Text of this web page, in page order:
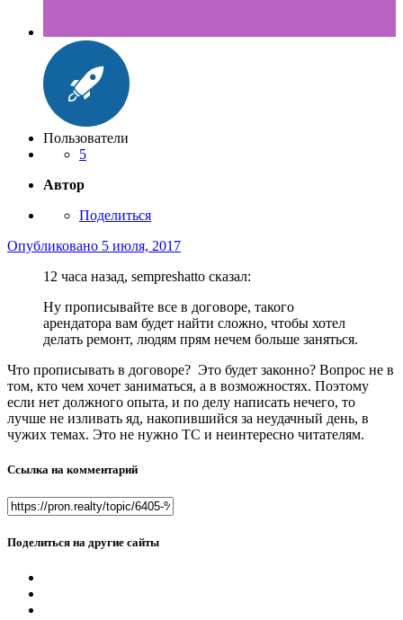
Пользователи
5
Автор
Поделиться
Опубликовано 5 июля, 2017
12 часа назад, sempreshatto сказал:
Ну прописывайте все в договоре, такого
арендатора вам будет найти сложно, чтобы хотел
делать ремонт, людям прям нечем больше заняться.
Что прописывать в договоре? Это будет законно? Вопрос не в
том, кто чем хочет заниматься, а в возможностях. Поэтому
если нет должного опыта, и по делу написать нечего, то
лучше не изливать яд, накопившийся за неудачный день, в
чужих темах. Это не нужно ТС и неинтересно читателям.
Ссылка на комментарий
Поделиться на другие сайты